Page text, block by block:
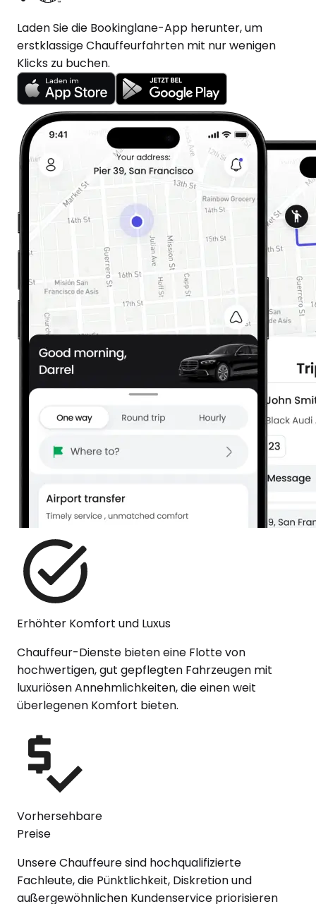
Laden Sie die Bookinglane-App herunter, um
erstklassige Chauffeurfahrten mit nur wenigen
Klicks zu buchen.
Erhöhter Komfort und Luxus
Chauffeur-Dienste bieten eine Flotte von
hochwertigen, gut gepflegten Fahrzeugen mit
luxuriösen Annehmlichkeiten, die einen weit
überlegenen Komfort bieten.
Vorhersehbare
Preise
Unsere Chauffeure sind hochqualifizierte
Fachleute, die Pünktlichkeit, Diskretion und
außergewöhnlichen Kundenservice priorisieren